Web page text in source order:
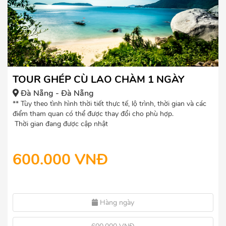
TOUR GHÉP CÙ LAO CHÀM 1 NGÀY
Đà Nẵng - Đà Nẵng
** Tùy theo tình hình thời tiết thực tế, lộ trình, thời gian và các
điểm tham quan có thể được thay đổi cho phù hợp.
Thời gian đang được cập nhật
600.000 VNĐ
Hàng ngày